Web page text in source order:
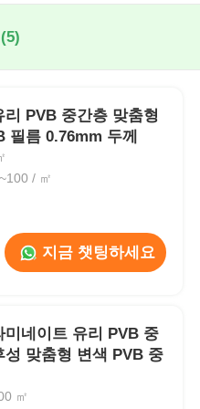
(5)
리 PVB 중간층 맞춤형
필름 0.76mm 두께
/ ㎡
지금 챗팅하세요
미네이트 유리 PVB 중
성 맞춤형 변색 PVB 중
㎡